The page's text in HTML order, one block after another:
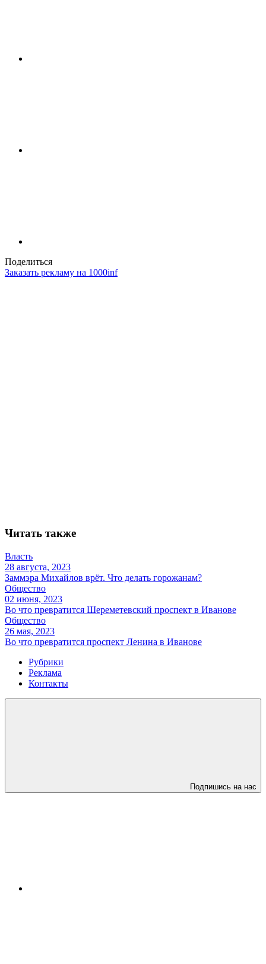
Поделиться
Заказать рекламу на 1000inf
Читать также
Власть
28 августа, 2023
Заммэра Михайлов врёт. Что делать горожанам?
Общество
02 июня, 2023
Во что превратится Шереметевский проспект в Иванове
Общество
26 мая, 2023
Во что превратится проспект Ленина в Иванове
Рубрики
Реклама
Контакты
Подпишись на нас